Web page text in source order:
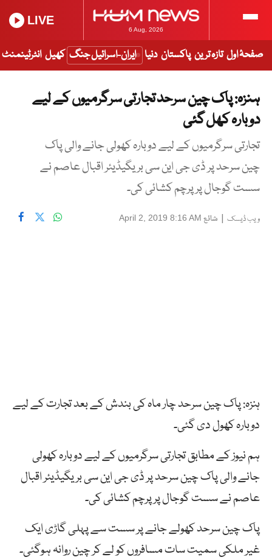
6 Aug, 2026
LIVE
صفحۂ اول تازہ ترین پاکستان دنیا ایران-اسرائیل جنگ کھیل انٹرٹینمنٹ
ہنزہ: پاک چین سرحد تجارتی سرگرمیوں کے لیے
دوبارہ کھل گئی
تجارتی سرگرمیوں کے لیے دوبارہ کھولی جانے والی پاک
چین سرحد پر ڈی جی این سی بریگیڈیئر اقبال عاصم نے
سست گوجال پر پرچم کشائی کی۔
ویب ڈیسک | شائع April 2, 2019 8:16 AM
ہنزہ: پاک چین سرحد چار ماہ کی بندش کے بعد تجارت کے لیے
دوبارہ کھول دی گئی۔
ہم نیوز کے مطابق تجارتی سرگرمیوں کے لیے دوبارہ کھولی
جانے والی پاک چین سرحد پر ڈی جی این سی بریگیڈیئر اقبال
عاصم نے سست گوجال پر پرچم کشائی کی۔
پاک چین سرحد کھولے جانے پر سست سے پہلی گاڑی ایک
غیر ملکی سمیت سات مسافروں کو لے کر چین روانہ ہوگئی۔